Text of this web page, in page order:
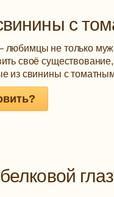
с
не только
своё
из свинины с